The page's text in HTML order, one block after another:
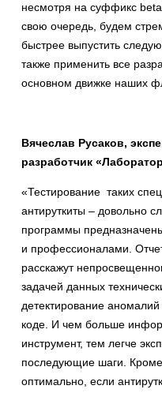
несмотря на суффикс
свою очередь, будем
быстрее выпустить
также применить все
основном движке наших
Вячеслав Русаков,
разработчик
«Тестирование таких
антируткиты – довольно
программы
и профессионалами.
расскажут
задачей данных
детектирование
коде. И чем больше
инструмент, тем легче
последующие шаги.
оптимально, если